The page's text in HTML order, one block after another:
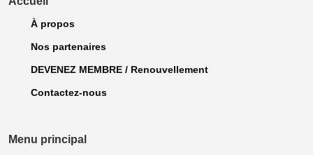
À propos
Nos partenaires
DEVENEZ MEMBRE / Renouvellement
Contactez-nous
Menu principal